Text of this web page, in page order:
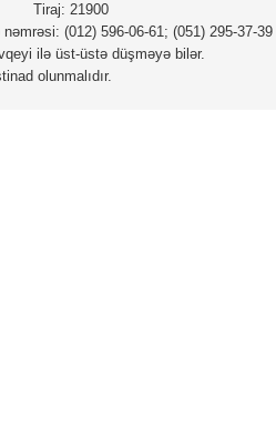
Tiraj: 21900
(012) 596-06-61; (051) 295-37-39
ilə üst-üstə düşməyə bilər.
olunmalıdır.